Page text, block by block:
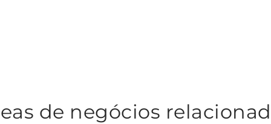
de negócios